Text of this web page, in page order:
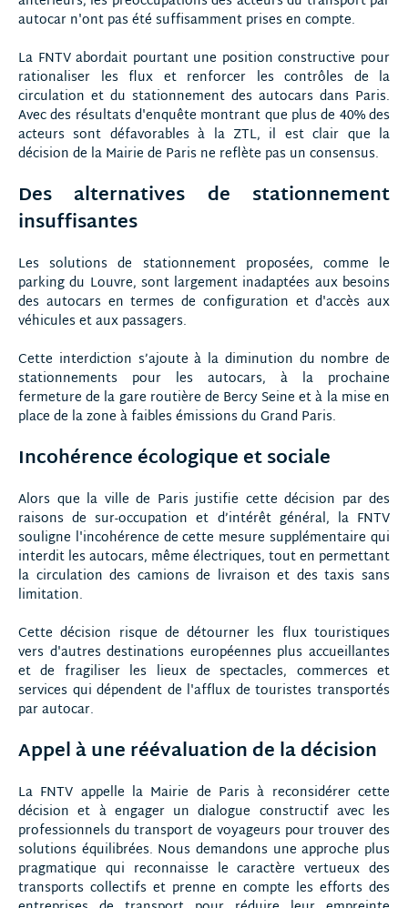
autocar n'ont pas été suffisamment prises en compte.
La FNTV abordait pourtant une position constructive pour
rationaliser les flux et renforcer les contrôles de la
circulation et du stationnement des autocars dans Paris.
Avec des résultats d'enquête montrant que plus de 40% des
acteurs sont défavorables à la ZTL, il est clair que la
décision de la Mairie de Paris ne reflète pas un consensus.
Des alternatives de stationnement
insuffisantes
Les solutions de stationnement proposées, comme le
parking du Louvre, sont largement inadaptées aux besoins
des autocars en termes de configuration et d'accès aux
véhicules et aux passagers.
Cette interdiction s’ajoute à la diminution du nombre de
stationnements pour les autocars, à la prochaine
fermeture de la gare routière de Bercy Seine et à la mise en
place de la zone à faibles émissions du Grand Paris.
Incohérence écologique et sociale
Alors que la ville de Paris justifie cette décision par des
raisons de sur-occupation et d’intérêt général, la FNTV
souligne l'incohérence de cette mesure supplémentaire qui
interdit les autocars, même électriques, tout en permettant
la circulation des camions de livraison et des taxis sans
limitation.
Cette décision risque de détourner les flux touristiques
vers d'autres destinations européennes plus accueillantes
et de fragiliser les lieux de spectacles, commerces et
services qui dépendent de l'afflux de touristes transportés
par autocar.
Appel à une réévaluation de la décision
La FNTV appelle la Mairie de Paris à reconsidérer cette
décision et à engager un dialogue constructif avec les
professionnels du transport de voyageurs pour trouver des
solutions équilibrées. Nous demandons une approche plus
pragmatique qui reconnaisse le caractère vertueux des
transports collectifs et prenne en compte les efforts des